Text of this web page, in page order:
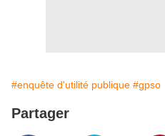
#enquête d'utilité publique #gpso
Partager